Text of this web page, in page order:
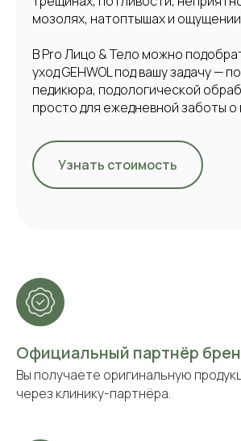
мозолях, натоптышах и
В Pro Лицо & Тело можно
уход GEHWOL под вашу задачу —
педикюра, подологической
просто для ежедневной заботы о
Узнать стоимость
Официальный партнёр
Вы получаете оригинальную
через клинику-партнёра.